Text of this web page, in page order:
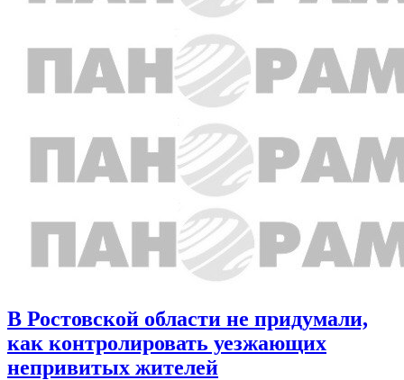
В Ростовской области не придумали,
как контролировать уезжающих
непривитых жителей